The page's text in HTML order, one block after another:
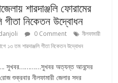
শারদাঞ্জলি ফোরামের
গীতা নিকেতন উদ্বোধন
0 Comment
নীলফামারী
১৩ তম শারদাঞ্জলি গীতা নিকেতন উদ্বোধন
সুখবর…………সুখবর অত্যন্ত আনন্দের
শুক্রবার নীলফামারী জেলার সদর